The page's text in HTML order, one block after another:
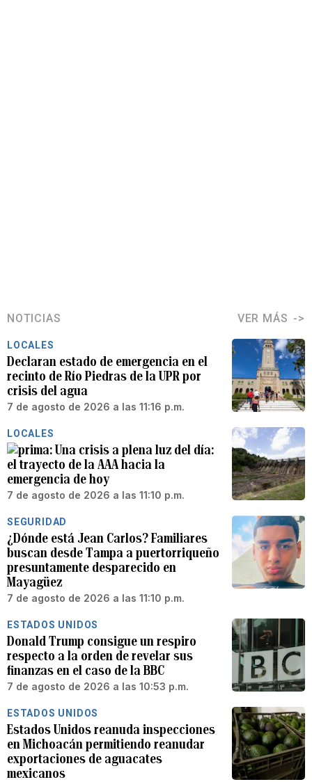
NOTICIAS VER MÁS
LOCALES
Declaran estado de emergencia en el
recinto de Río Piedras de la UPR por
crisis del agua
7 de agosto de 2026 a las 11:16 p.m.
LOCALES
Una crisis a plena luz del día:
el trayecto de la AAA hacia la
emergencia de hoy
7 de agosto de 2026 a las 11:10 p.m.
SEGURIDAD
¿Dónde está Jean Carlos? Familiares
buscan desde Tampa a puertorriqueño
presuntamente desparecido en
Mayagüez
7 de agosto de 2026 a las 11:10 p.m.
ESTADOS UNIDOS
Donald Trump consigue un respiro
respecto a la orden de revelar sus
finanzas en el caso de la BBC
7 de agosto de 2026 a las 10:53 p.m.
ESTADOS UNIDOS
Estados Unidos reanuda inspecciones
en Michoacán permitiendo reanudar
exportaciones de aguacates
mexicanos